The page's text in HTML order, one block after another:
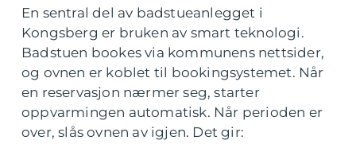
En sentral del av badstueanlegget i
Kongsberg er bruken av smart teknologi.
Badstuen bookes via kommunens nettsider,
og ovnen er koblet til bookingsystemet. Når
en reservasjon nærmer seg, starter
oppvarmingen automatisk. Når perioden er
over, slås ovnen av igjen. Det gir: